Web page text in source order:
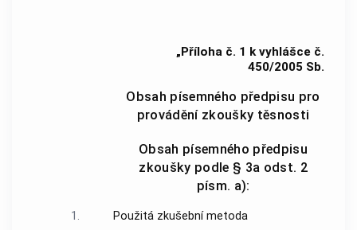
„Příloha č. 1 k vyhlášce č.
450/2005 Sb.
Obsah písemného předpisu pro
provádění zkoušky těsnosti
Obsah písemného předpisu
zkoušky podle § 3a odst. 2
písm. a):
1.
Použitá zkušební metoda